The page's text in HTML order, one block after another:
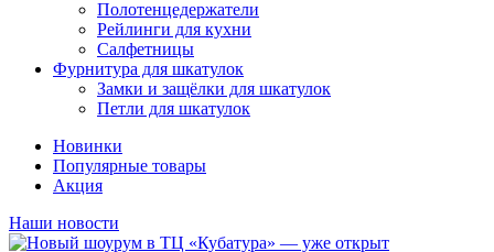
Полотенцедержатели
Рейлинги для кухни
Салфетницы
Фурнитура для шкатулок
Замки и защёлки для шкатулок
Петли для шкатулок
Новинки
Популярные товары
Акция
Наши новости